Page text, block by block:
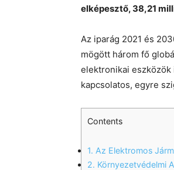
elképesztő, 38,21
Az iparág 2021 és
mögött három fő
elektronikai eszközök
kapcsolatos, egyre
Contents
1. Az Elektromos
2. Környezetvédelmi